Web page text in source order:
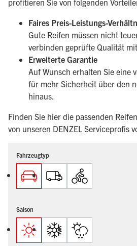
Faires Preis-Leistungs-
Gute Reifen müssen nicht
verbinden geprüfte Qualität
Erweiterte Garantie
Auf Wunsch erhalten Sie eine
für mehr Sicherheit über den
hinaus.
Finden Sie hier die passenden
von unseren DENZEL Serviceprofis
Fahrzeugtyp
Saison